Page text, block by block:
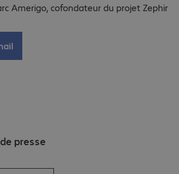
Amerigo, cofondateur du projet Zephir
presse